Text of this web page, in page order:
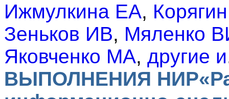
Ижмулкина ЕА,
Зеньков ИВ, Мяленко
Яковченко МА, другие и
ВЫПОЛНЕНИЯ